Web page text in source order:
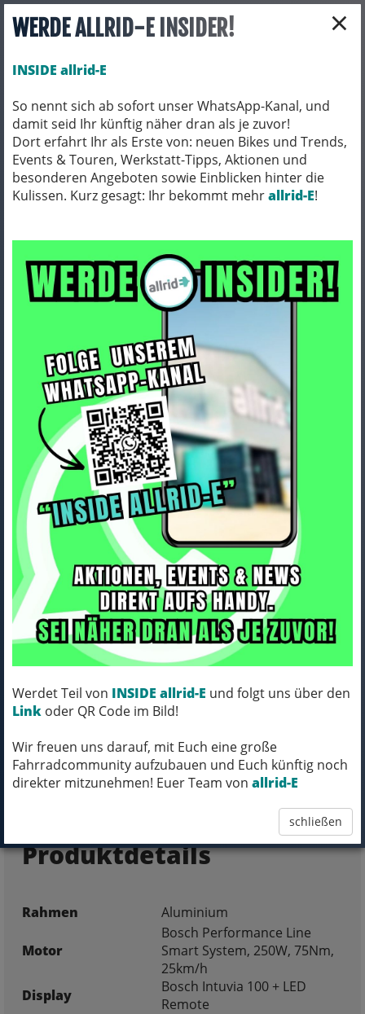
×
WERDE ALLRID-E INSIDER!
INSIDE allrid-E
So nennt sich ab sofort unser WhatsApp-Kanal, und
damit seid Ihr künftig näher dran als je zuvor!
Dort erfahrt Ihr als Erste von: neuen Bikes und Trends,
Events & Touren, Werkstatt-Tipps, Aktionen und
besonderen Angeboten sowie Einblicken hinter die
Kulissen. Kurz gesagt: Ihr bekommt mehrallrid-E!
Werdet Teil von INSIDE allrid-E und folgt uns über den
Link oder QR Code im Bild!
Wir freuen uns darauf, mit Euch eine große
Fahrradcommunity aufzubauen und Euch künftig noch
direkter mitzunehmen! Euer Team von allrid-E
schließen
Toggle navigation
E-BIKES E-BIKES/ TOUREN/ TREKKING/ CITY
Batavus Finez E-go®Power Ex
Plu Low 625 Wh 5RT/B
Art.Nr. 48080357
23-26 BAT BPI champagner gold Rh 57
MICH KANNST DU BESTELLEN - MIT
ABHOLUNG IN NORTORF!
(inkl. MwSt.)
4.399,00 EUR
FRAGEN ZUM ARTIKEL
Produktdetails
Rahmen Aluminium
Motor
Bosch Performance Line
Smart System, 250W, 75Nm,
25km/h
Display
Bosch Intuvia 100 + LED
Remote